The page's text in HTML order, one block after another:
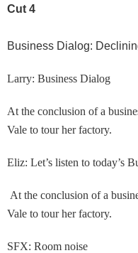
Cut 4
Business Dialog:
Larry: Business Dialog
At the conclusion of a
Vale to tour her factory.
Eliz: Let’s listen to today’s
At the conclusion of a
Vale to tour her factory.
SFX: Room noise